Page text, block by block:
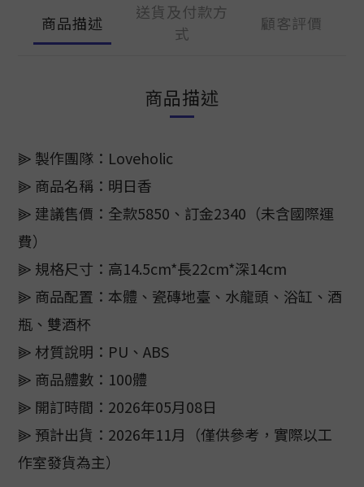
商品描述
送貨及付款方
式
顧客評價
商品描述
⫸ 製作團隊：Loveholic
⫸ 商品名稱：明日香
⫸ 建議售價：全款5850、訂金2340（未含國際運
費）
⫸ 規格尺寸：高14.5cm*長22cm*深14cm
⫸ 商品配置：本體、瓷磚地臺、水龍頭、浴缸、酒
瓶、雙酒杯
⫸ 材質說明：PU、ABS
⫸ 商品體數：100體
⫸ 開訂時間：2026年05月08日
⫸ 預計出貨：2026年11月（僅供參考，實際以工
作室發貨為主）